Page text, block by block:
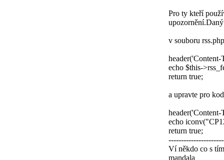
Pro ty kteří
v souboru
echo $this-
return true;
a upravte pro
echo
return true;
Ví někdo co s
mandala